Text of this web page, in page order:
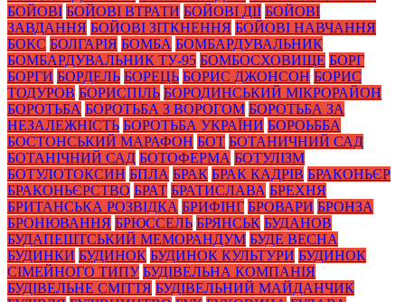
БОЙОВІ БОЙОВІ ВТРАТИ БОЙОВІ ДІЇ БОЙОВІ
ЗАВДАННЯ БОЙОВІ ЗІТКНЕННЯ БОЙОВІ НАВЧАННЯ
БОКС БОЛГАРІЯ БОМБА БОМБАРДУВАЛЬНИК
БОМБАРДУВАЛЬНИК ТУ-95 БОМБОСХОВИЩЕ БОРГ
БОРГИ БОРДЕЛЬ БОРЕЦЬ БОРИС ДЖОНСОН БОРИС
ТОДУРОВ БОРИСПІЛЬ БОРОДИНСЬКИЙ МІКРОРАЙОН
БОРОТЬБА БОРОТЬБА З ВОРОГОМ БОРОТЬБА ЗА
НЕЗАЛЕЖНІСТЬ БОРОТЬБА УКРАЇНИ БОРОЬББА
БОСТОНСЬКИЙ МАРАФОН БОТ БОТАНИЧНИЙ САД
БОТАНІЧНИЙ САД БОТОФЕРМА БОТУЛІЗМ
БОТУЛОТОКСИН БПЛА БРАК БРАК КАДРІВ БРАКОНЬЄР
БРАКОНЬЄРСТВО БРАТ БРАТИСЛАВА БРЕХНЯ
БРИТАНСЬКА РОЗВІДКА БРИФІНГ БРОВАРИ БРОНЗА
БРОНЮВАННЯ БРЮССЕЛЬ БРЯНСЬК БУДАНОВ
БУДАПЕШТСЬКИЙ МЕМОРАНДУМ БУДЕ ВЕСНА
БУДИНКИ БУДИНОК БУДИНОК КУЛЬТУРИ БУДИНОК
СІМЕЙНОГО ТИПУ БУДІВЕЛЬНА КОМПАНІЯ
БУДІВЕЛЬНЕ СМІТТЯ БУДІВЕЛЬНИЙ МАЙДАНЧИК